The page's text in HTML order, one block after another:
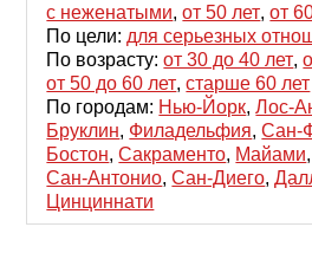
с неженатыми,от 50 лет,от
По цели: для серьезных
По возрасту: от 30 до 40 лет,
от 50 до 60 лет,старше 60 лет
По городам: Нью-Йорк,Лос-
Бруклин, Филадельфия,Сан-
Бостон,Сакраменто, Майами,
Сан-Антонио,Сан-Диего,
Цинциннати